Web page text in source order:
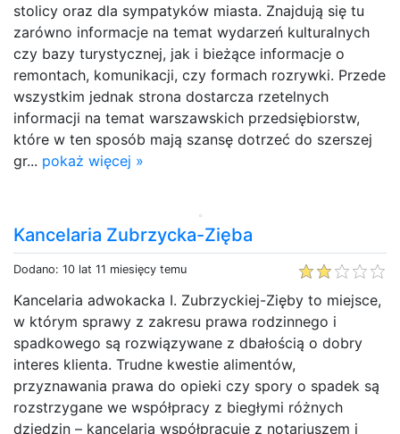
stolicy oraz dla sympatyków miasta. Znajdują się tu
zarówno informacje na temat wydarzeń kulturalnych
czy bazy turystycznej, jak i bieżące informacje o
remontach, komunikacji, czy formach rozrywki. Przede
wszystkim jednak strona dostarcza rzetelnych
informacji na temat warszawskich przedsiębiorstw,
które w ten sposób mają szansę dotrzeć do szerszej
gr... pokaż więcej »
Kancelaria Zubrzycka-Zięba
Dodano: 10 lat 11 miesięcy temu
Kancelaria adwokacka I. Zubrzyckiej-Zięby to miejsce,
w którym sprawy z zakresu prawa rodzinnego i
spadkowego są rozwiązywane z dbałością o dobry
interes klienta. Trudne kwestie alimentów,
przyznawania prawa do opieki czy spory o spadek są
rozstrzygane we współpracy z biegłymi różnych
dziedzin – kancelaria współpracuje z notariuszem i